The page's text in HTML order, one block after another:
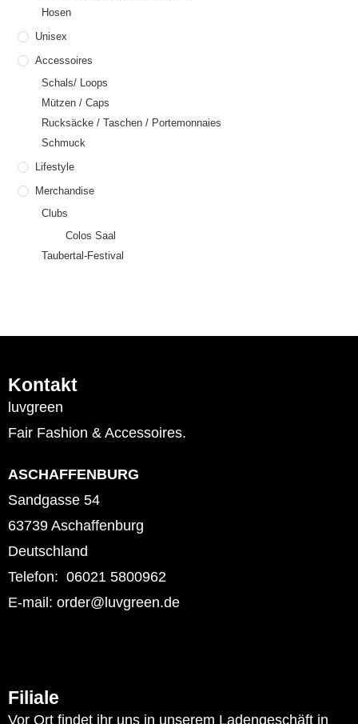
Hosen
Unisex
Accessoires
Schals/ Loops
Mützen / Caps
Rucksäcke / Taschen / Portemonnaies
Schmuck
Lifestyle
Merchandise
Clubs
Colos Saal
Taubertal-Festival
Kontakt
luvgreen
Fair Fashion & Accessoires.
ASCHAFFENBURG
Sandgasse 54
63739 Aschaffenburg
Deutschland
Telefon: 06021 5800962
E-mail: order@luvgreen.de
Filiale
Vor Ort findet ihr uns in unserem Ladengeschäft in